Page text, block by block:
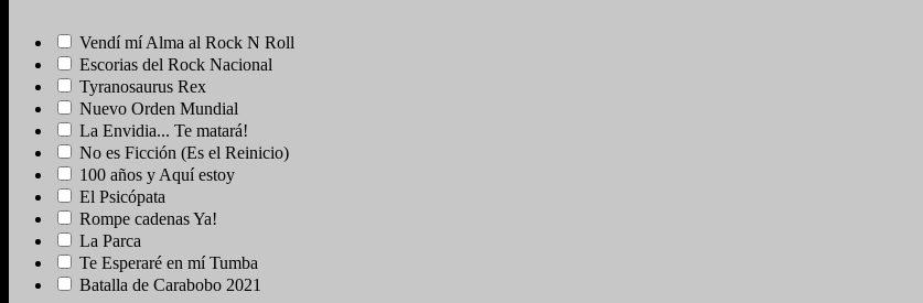
Vendí mí Alma al Rock N Roll
Escorias del Rock Nacional
Tyranosaurus Rex
Nuevo Orden Mundial
La Envidia... Te matará!
No es Ficción (Es el Reinicio)
100 años y Aquí estoy
El Psicópata
Rompe cadenas Ya!
La Parca
Te Esperaré en mí Tumba
Batalla de Carabobo 2021